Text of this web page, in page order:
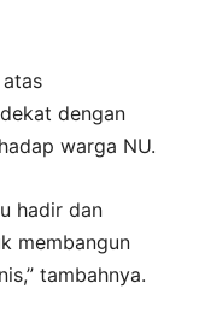
dengan
warga NU.
hadir dan
membangun
tambahnya.